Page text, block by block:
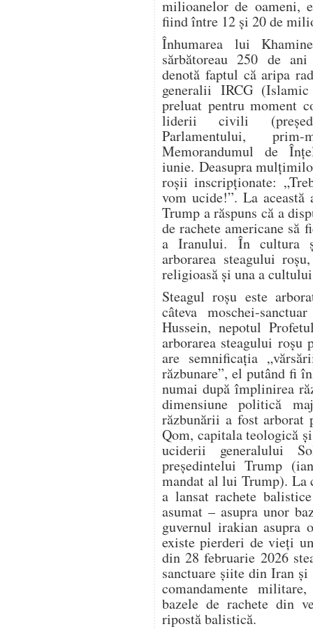
milioanelor de oameni,
fiind între 12 și 20 de
Înhumarea lui
sărbătoreau 250 de
denotă faptul că aripa
generalii IRCG
preluat pentru moment
liderii civili
Parlamentului,
Memorandumul de
iunie. Deasupra
roșii inscripționate:
vom ucide!”. La această
Trump a răspuns că a
de rachete americane să
a Iranului. În cultura
arborarea steagului
religioasă și una a
Steagul roșu este
câteva moschei-
Hussein, nepotul
arborarea steagului roșu
are semnificația
răzbunare”, el putând fi
numai după împlinirea
dimensiune politică
răzbunării a fost arborat
Qom, capitala teologică
uciderii generalului
președintelui Trump
mandat al lui Trump). La
a lansat rachete
asumat – asupra unor
guvernul irakian asupra
existe pierderi de vieți
din 28 februarie 2026
sanctuare șiite din Iran
comandamente
bazele de rachete din
ripostă balistică.